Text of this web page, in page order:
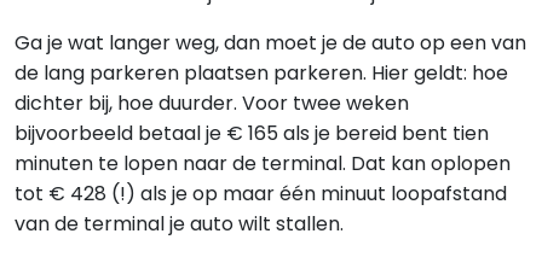
Ga je wat langer weg, dan moet je de auto op een van
de lang parkeren plaatsen parkeren. Hier geldt: hoe
dichter bij, hoe duurder. Voor twee weken
bijvoorbeeld betaal je € 165 als je bereid bent tien
minuten te lopen naar de terminal. Dat kan oplopen
tot € 428 (!) als je op maar één minuut loopafstand
van de terminal je auto wilt stallen.